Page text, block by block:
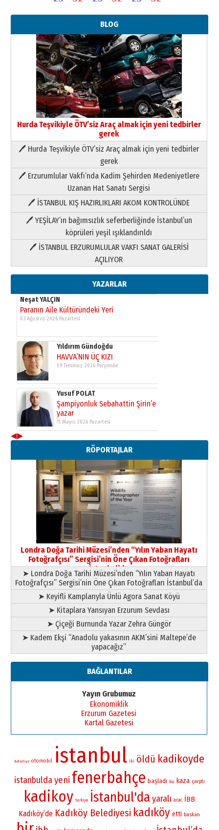
BLOG
Hurda Teşvikiyle ÖTV’siz Araç almak için yeni tedbirler
gerek
🖊 Hurda Teşvikiyle ÖTV’siz Araç almak için yeni tedbirler
gerek
🖊 Erzurumlular Vakfı’nda Kadim Şehirden Medeniyetlere
Uzanan Hat Sanatı Sergisi
🖊 İSTANBUL KIŞ HAZIRLIKLARI AKOM KONTROLÜNDE
🖊 YEŞİLAY’ın bağımsızlık seferberliğinde İstanbul’un
köprüleri yeşil ışıklandırıldı
🖊 İSTANBUL ERZURUMLULAR VAKFI SANAT GALERİSİ
AÇILIYOR
YAZARLAR
Neşat YALÇIN
Paranın Aile Kültüründeki Yeri
Yıldırım Gündoğdu
HAVVA’NIN ÜÇ KIZI
Yusuf POLAT
Şampiyonluk Sebahattin Şirin’e
yazar
11 Mayıs 2026 Pazartesi
Paranın Aile Kültüründeki Yeri
Yıldırım Gündoğdu
HAVVA’NIN ÜÇ KIZI
Yusuf POLAT
Şampiyonluk Sebahattin Şirin’e
Neşat YALÇIN
Paranın Aile Kültüründeki Yeri
03 Ağustos 2026 Pazartesi
Yıldırım Gündoğdu
09 Temmuz 2026 Perşembe
Yusuf POLAT
Şampiyonluk Sebahattin Şirin’e
yazar
11 Mayıs 2026 Pazartesi
◀▶
RÖPORTAJLAR
Londra Doğa Tarihi Müzesi’nden “Yılın Yaban Hayatı
Fotoğrafçısı” Sergisi’nin Öne Çıkan Fotoğrafları
İstanbul’da
➤ Londra Doğa Tarihi Müzesi’nden “Yılın Yaban Hayatı
Fotoğrafçısı” Sergisi’nin Öne Çıkan Fotoğrafları İstanbul’da
➤ Keyifli Kamplarıyla Ünlü Agora Sanat Köyü
➤ Kitaplara Yansıyan Erzurum Sevdası
➤ Çiçeği Burnunda Yazar Zehra Güngör
➤ Kadem Ekşi “Anadolu yakasının AKM’sini Maltepe’de
yapacağız”
BAĞLANTILAR
Yayın Grubumuz
Ekonomiklik
Erzurum Gazetesi
Kartal Gazetesi
Belediye otomobil istanbul iki öldü kadikoyde
istanbuldayeni fenerbahçe başladı bu kaza çarptı
kadikoy turkiye İstanbul'da yaralı arac İBB
Kadıköy’de Kadıköy Belediyesi kadıköy etti baskan